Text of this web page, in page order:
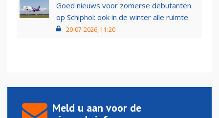
Goed nieuws voor zomerse debutanten
op Schiphol: ook in de winter alle ruimte
29-07-2026, 11:20
Meld u aan voor de